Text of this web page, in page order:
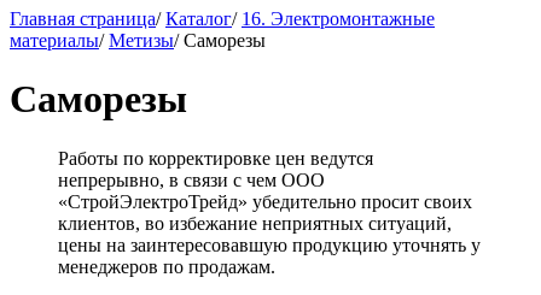
Главная страница/ Каталог/ 16. Электромонтажные
материалы/ Метизы/ Саморезы
Саморезы
Работы по корректировке цен ведутся
непрерывно, в связи с чем ООО
«СтройЭлектроТрейд» убедительно просит своих
клиентов, во избежание неприятных ситуаций,
цены на заинтересовавшую продукцию уточнять у
менеджеров по продажам.